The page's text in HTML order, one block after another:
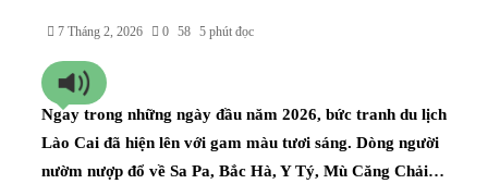
7 Tháng 2, 2026 0 58 5 phút đọc
Ngay trong những ngày đầu năm 2026, bức tranh du lịch
Lào Cai đã hiện lên với gam màu tươi sáng. Dòng người
nườm nượp đổ về Sa Pa, Bắc Hà, Y Tý, Mù Căng Chải…